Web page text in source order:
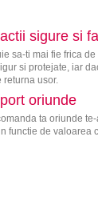
sigure si
sa-ti mai fie frica
si protejate, iar
returna usor.
oriunde
ta oriunde
functie de valoarea